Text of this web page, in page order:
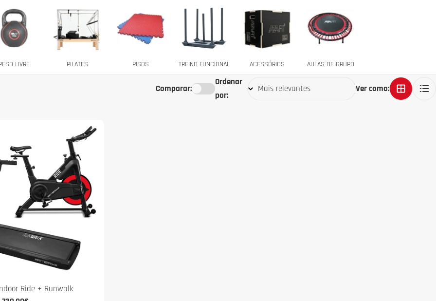
LIVRE PILATES PISOS TREINO FUNCIONAL ACESSÓRIOS AULAS DE GRUPO
Comparar:
Ordenar
por:
Ver como:
Ride + Runwalk